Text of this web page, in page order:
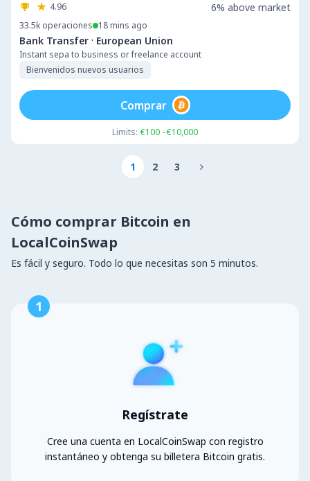
4.96
33.5k operaciones 18 mins ago
Bank Transfer · European Union
Instant sepa to business or freelance account
Bienvenidos nuevos usuarios
6% above market
Limits: €100 - €10,000
Comprar
1 2 3 
Cómo comprar Bitcoin en
LocalCoinSwap
Es fácil y seguro. Todo lo que necesitas son 5 minutos.
1
Regístrate
Cree una cuenta en LocalCoinSwap con registro
instantáneo y obtenga su billetera Bitcoin gratis.